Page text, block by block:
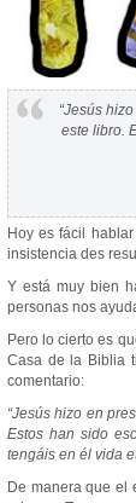
“Jesús
este libro.
Hoy es fácil
insistencia des
Y está muy bien
personas nos
Pero lo cierto es
Casa de la Biblia
comentario:
“Jesús hizo en
Estos han sido
tengáis en él vida
De manera que el